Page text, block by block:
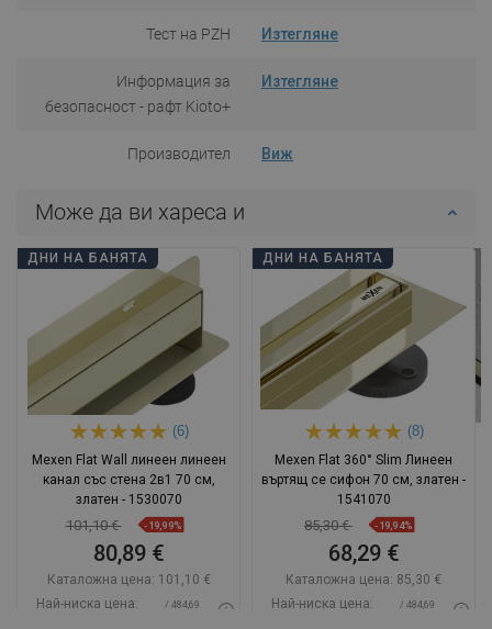
Тест на PZH Изтегляне
Информация за
безопасност - рафт Kioto+
Изтегляне
Производител Виж
Може да ви хареса и
ДНИ НА БАНЯТА
(6)
Mexen Flat Wall линеен линеен
канал със стена 2в1 70 см,
златен - 1530070
101,10 € -19,99%
80,89 €
Каталожна цена: 101,10 €
Най-ниска цена:
/ 484,69
ДНИ НА БАНЯТА
(8)
Mexen Flat 360° Slim Линеен
въртящ се сифон 70 см, златен -
1541070
85,30 € -19,94%
68,29 €
Каталожна цена: 85,30 €
Най-ниска цена:
/ 484,69